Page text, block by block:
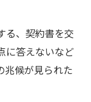
る、契約書を交
に答えないなど
兆候が見られた